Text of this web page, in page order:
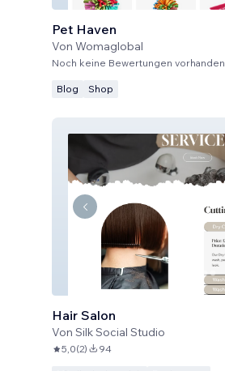
Pet Haven
Von Womaglobal
Noch keine Bewertungen vorhanden
Blog Shop
Hair Salon
Von Silk Social Studio
5,0(2) 94